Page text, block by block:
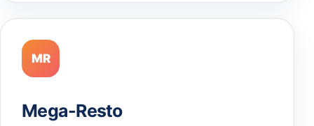
MR
Mega-Resto